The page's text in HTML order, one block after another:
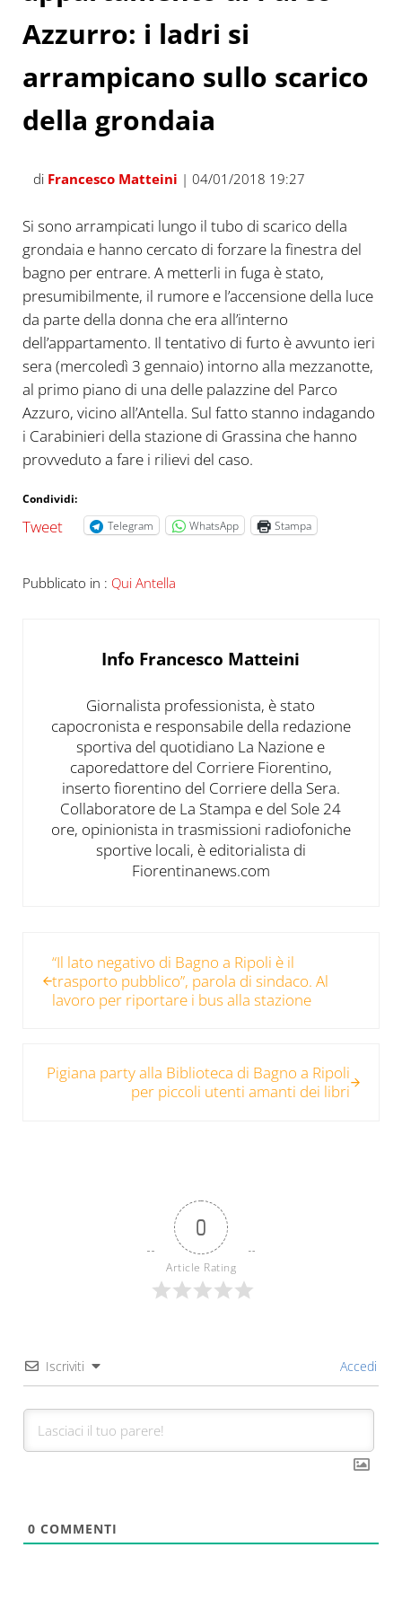
Azzurro: i ladri si
arrampicano sullo scarico
della grondaia
di Francesco Matteini | 04/01/2018 19:27
Si sono arrampicati lungo il tubo di scarico della
grondaia e hanno cercato di forzare la finestra del
bagno per entrare. A metterli in fuga è stato,
presumibilmente, il rumore e l’accensione della luce
da parte della donna che era all’interno
dell’appartamento. Il tentativo di furto è avvunto ieri
sera (mercoledì 3 gennaio) intorno alla mezzanotte,
al primo piano di una delle palazzine del Parco
Azzuro, vicino all’Antella. Sul fatto stanno indagando
i Carabinieri della stazione di Grassina che hanno
provveduto a fare i rilievi del caso.
Condividi:
Tweet Telegram WhatsApp Stampa
Pubblicato in : Qui Antella
Info Francesco Matteini
Giornalista professionista, è stato
capocronista e responsabile della redazione
sportiva del quotidiano La Nazione e
caporedattore del Corriere Fiorentino,
inserto fiorentino del Corriere della Sera.
Collaboratore de La Stampa e del Sole 24
ore, opinionista in trasmissioni radiofoniche
sportive locali, è editorialista di
Fiorentinanews.com
“Il lato negativo di Bagno a Ripoli è il
trasporto pubblico”, parola di sindaco. Al
lavoro per riportare i bus alla stazione
Pigiana party alla Biblioteca di Bagno a Ripoli
per piccoli utenti amanti dei libri
0
Article Rating
Iscriviti Accedi
0 COMMENTI